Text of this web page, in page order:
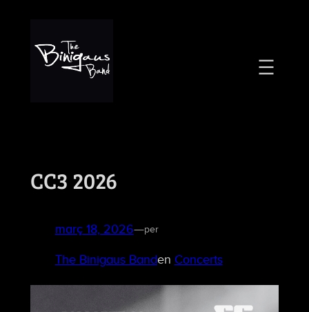
contingut
CC3 2026
març 18, 2026—per
The Binigaus Banden Concerts